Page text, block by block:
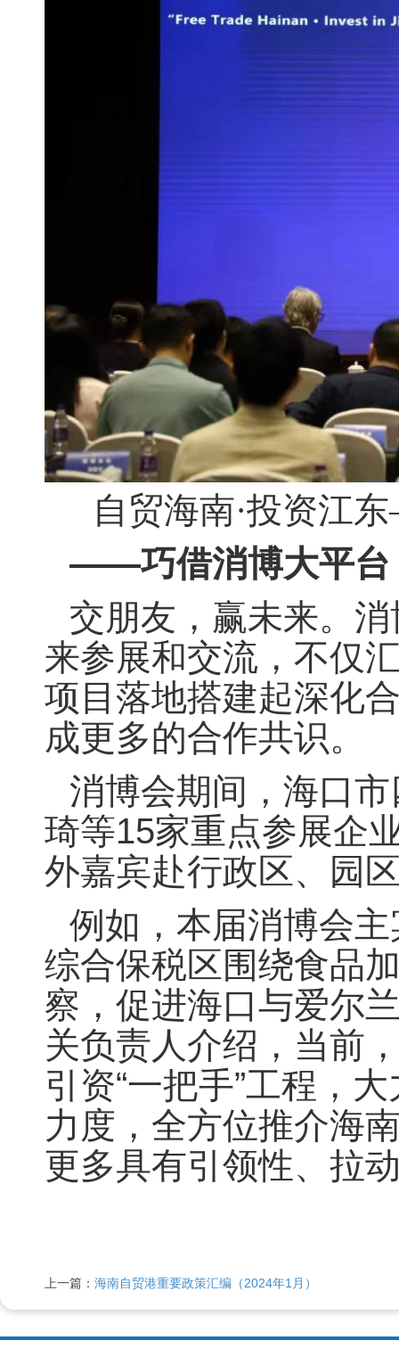
自贸海南·投资江
——巧借消博大平台
交朋友，赢未来。
来参展和交流，不仅
项目落地搭建起深化
成更多的合作共识。
消博会期间，海口
琦等15家重点参展企
外嘉宾赴行政区、园
例如，本届消博会
综合保税区围绕食品
察，促进海口与爱尔
关负责人介绍，当前
引资“一把手”工程，
力度，全方位推介海
更多具有引领性、拉
上一篇： 海南自贸港重要政策汇编（2024年1月）